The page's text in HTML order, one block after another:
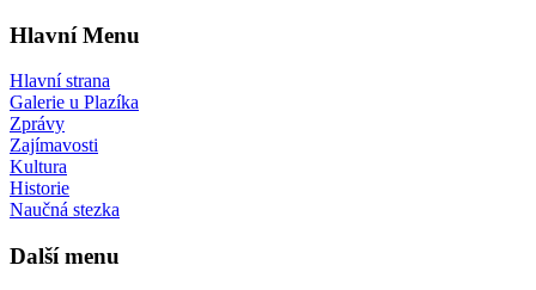
Hlavní Menu
Hlavní strana
Galerie u Plazíka
Zprávy
Zajímavosti
Kultura
Historie
Naučná stezka
Další menu